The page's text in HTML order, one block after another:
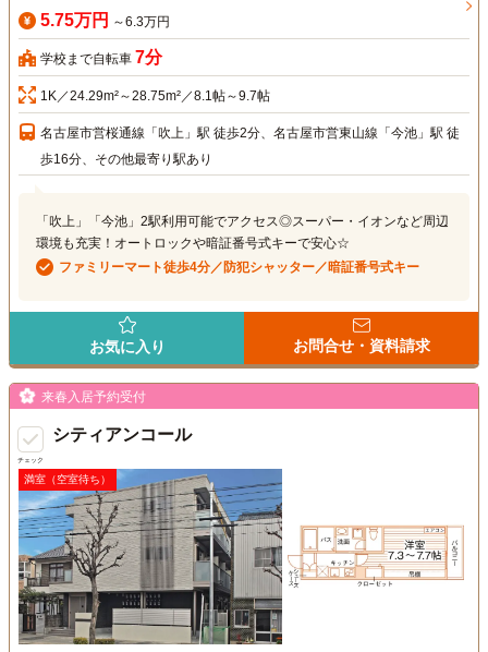
5.75万円 ～6.3万円
学校まで自転車 7分
1K／24.29m²～28.75m²／8.1帖～9.7帖
名古屋市営桜通線「吹上」駅 徒歩2分、名古屋市営東山線「今池」駅 徒
歩16分、その他最寄り駅あり
「吹上」「今池」2駅利用可能でアクセス◎スーパー・イオンなど周辺
環境も充実！オートロックや暗証番号式キーで安心☆
ファミリーマート徒歩4分／防犯シャッター／暗証番号式キー
お気に入り お問合せ・資料請求
チェック
来春入居予約受付
シティアンコール
満室（空室待ち）